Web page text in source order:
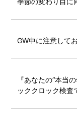
GW中に注意して
『あなたの“本当
ッククロック検査